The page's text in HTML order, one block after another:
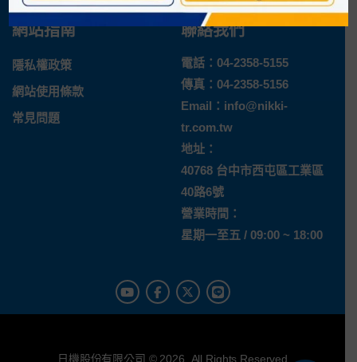
網站指南
隱私權政策
網站使用條款
常見問題
聯絡我們
電話： 04-2358-5155
傳真：04-2358-5156
Email： info@nikki-
tr.com.tw
地址：
40768 台中市西屯區工業區
40路6號
營業時間：
星期一至五 / 09:00 ~ 18:00
日機股份有限公司 © 2026. All Rights Reserved